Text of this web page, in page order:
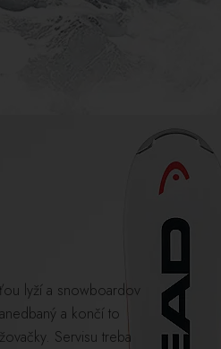
lyží a snowboardov
a končí to
Servisu treba